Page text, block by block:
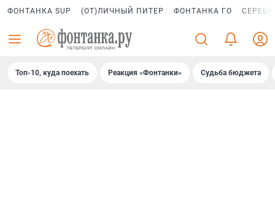
ФОНТАНКА SUP (ОТ)ЛИЧНЫЙ ПИТЕР ФОНТАНКА ГО
Топ-10, куда поехать Реакция «Фонтанки» Судьба бюджета